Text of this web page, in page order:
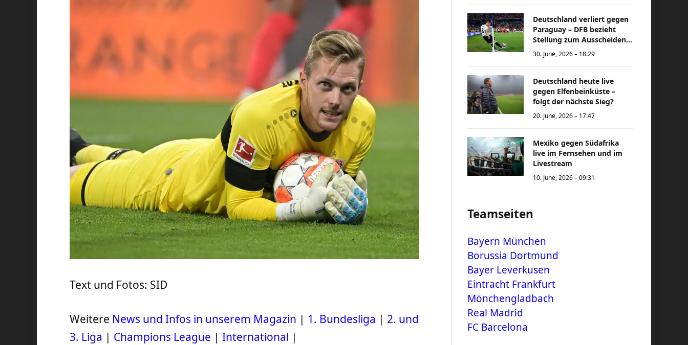
Text und Fotos: SID
Weitere News und Infos in unserem Magazin | 1. Bundesliga | 2. und
3. Liga | Champions League |International |
Deutschland verliert gegen
Paraguay – DFB bezieht
Stellung zum Ausscheiden
bei der Weltmeisterschaft
30. June, 2026 – 18:29
Deutschland heute live
gegen Elfenbeinküste –
folgt der nächste Sieg?
20. June, 2026 – 17:47
Mexiko gegen Südafrika
live im Fernsehen und im
Livestream
10. June, 2026 – 09:31
Teamseiten
Bayern München
Borussia Dortmund
Bayer Leverkusen
Eintracht Frankfurt
Mönchengladbach
Real Madrid
FC Barcelona